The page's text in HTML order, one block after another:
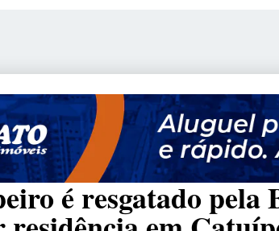
é resgatado